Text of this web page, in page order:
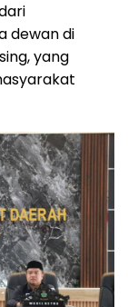
dewan di
yang